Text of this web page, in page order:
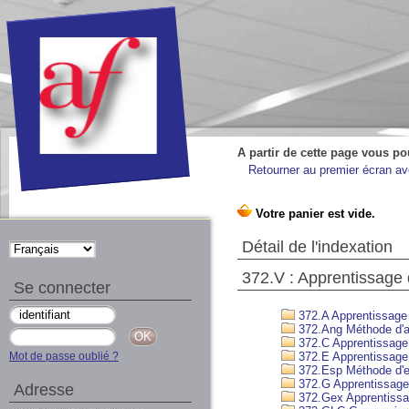
A partir de cette page vous
Retourner au premier écran
Détail de l'indexation
372.V :
372.A
372.Ang Méthode
372.C
372.E
372.Esp Méthode
372.G
372.Gex
Se connecter
Mot de passe oublié ?
Adresse